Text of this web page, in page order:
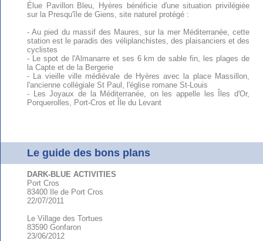
Élue Pavillon Bleu, Hyères bénéficie d'une situation privilégiée
sur la Presqu'île de Giens, site naturel protégé :
- Au pied du massif des Maures, sur la mer Méditerranée, cette
station est le paradis des véliplanchistes, des plaisanciers et des
cyclistes
- Le spot de l'Almanarre et ses 6 km de sable fin, les plages de
la Capte et de la Bergerie
- La vieille ville médiévale de Hyères avec la place Massillon,
l'ancienne collégiale St Paul, l'église romane St-Louis
- Les Joyaux de la Méditerranée, on les appelle les Îles d'Or,
Porquerolles, Port-Cros et Île du Levant
Le guide des bons plans
DARK-BLUE ACTIVITIES
Port Cros
83400 Ile de Port Cros
22/07/2011
Le Village des Tortues
83590 Gonfaron
23/06/2012